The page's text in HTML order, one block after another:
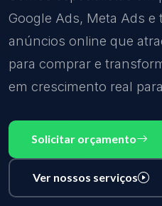
Google Ads, Meta Ads e
anúncios online que
para comprar e
em crescimento real
Solicitar orçamento
Ver nossos serviços